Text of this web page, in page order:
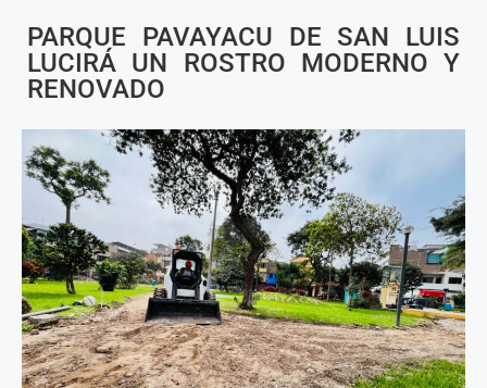
PARQUE PAVAYACU DE SAN LUIS
LUCIRÁ UN ROSTRO MODERNO Y
RENOVADO